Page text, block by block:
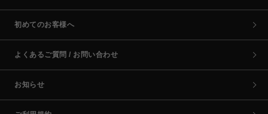
初めてのお客様へ
よくあるご質問 / お問い合わせ
お知らせ